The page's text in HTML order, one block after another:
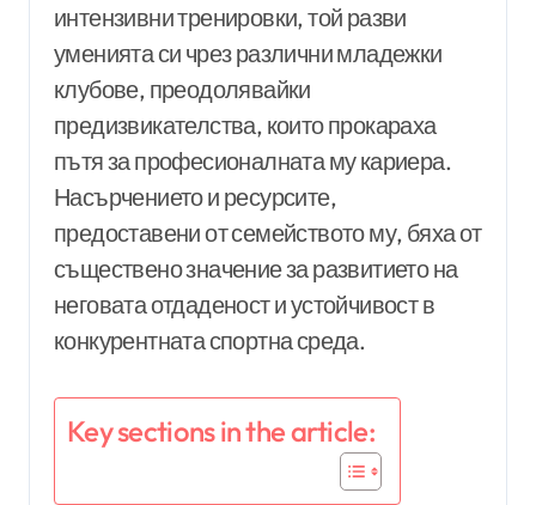
интензивни тренировки, той разви
уменията си чрез различни младежки
клубове, преодолявайки
предизвикателства, които прокараха
пътя за професионалната му кариера.
Насърчението и ресурсите,
предоставени от семейството му, бяха от
съществено значение за развитието на
неговата отдаденост и устойчивост в
конкурентната спортна среда.
Key sections in the article: